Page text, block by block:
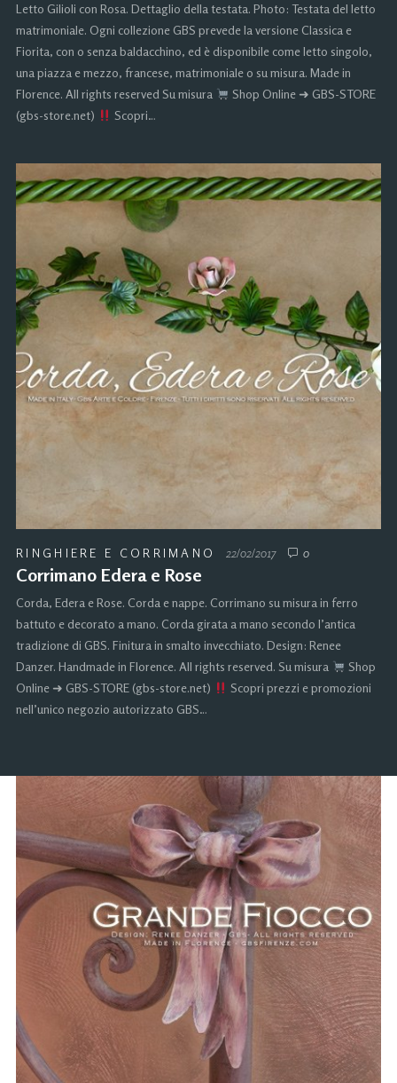
Letto Gilioli con Rosa. Dettaglio della testata. Photo: Testata del letto
matrimoniale. Ogni collezione GBS prevede la versione Classica e
Fiorita, con o senza baldacchino, ed è disponibile come letto singolo,
una piazza e mezzo, francese, matrimoniale o su misura. Made in
Florence. All rights reserved Su misura
Shop Online ➜ GBS-STORE
(gbs-store.net)
Scopri…
RINGHIERE E CORRIMANO 22/02/2017 0
Corrimano Edera e Rose
Corda, Edera e Rose. Corda e nappe. Corrimano su misura in ferro
battuto e decorato a mano. Corda girata a mano secondo l’antica
tradizione di GBS. Finitura in smalto invecchiato. Design: Renee
Danzer. Handmade in Florence. All rights reserved. Su misura
Shop
Online ➜ GBS-STORE (gbs-store.net)
Scopri prezzi e promozioni
nell’unico negozio autorizzato GBS…